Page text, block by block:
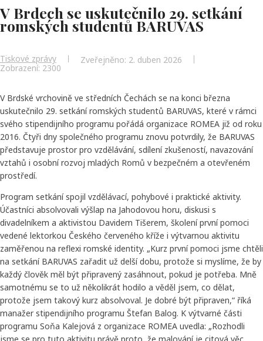
V Brdech se uskutečnilo 29. setkání
romských studentů BARUVAS
Tiskové zprávy Zveřejněno: 2. duben 2026
Zobrazení: 2300
V Brdské vrchovině ve středních Čechách se na konci března
uskutečnilo 29. setkání romských studentů BARUVAS, které v rámci
svého stipendijního programu pořádá organizace ROMEA již od roku
2016. Čtyři dny společného programu znovu potvrdily, že BARUVAS
představuje prostor pro vzdělávání, sdílení zkušeností, navazování
vztahů i osobní rozvoj mladých Romů v bezpečném a otevřeném
prostředí.
Program setkání spojil vzdělávací, pohybové i praktické aktivity.
Účastníci absolvovali výšlap na Jahodovou horu, diskusi s
divadelníkem a aktivistou Davidem Tišerem, školení první pomoci
vedené lektorkou Českého červeného kříže i výtvarnou aktivitu
zaměřenou na reflexi romské identity. „Kurz první pomoci jsme chtěli
na setkání BARUVAS zařadit už delší dobu, protože si myslíme, že by
každý člověk měl být připravený zasáhnout, pokud je potřeba. Mně
samotnému se to už několikrát hodilo a věděl jsem, co dělat,
protože jsem takový kurz absolvoval. Je dobré být připraven,“ říká
manažer stipendijního programu Štefan Balog. K výtvarné části
programu Soňa Kalejová z organizace ROMEA uvedla: „Rozhodli